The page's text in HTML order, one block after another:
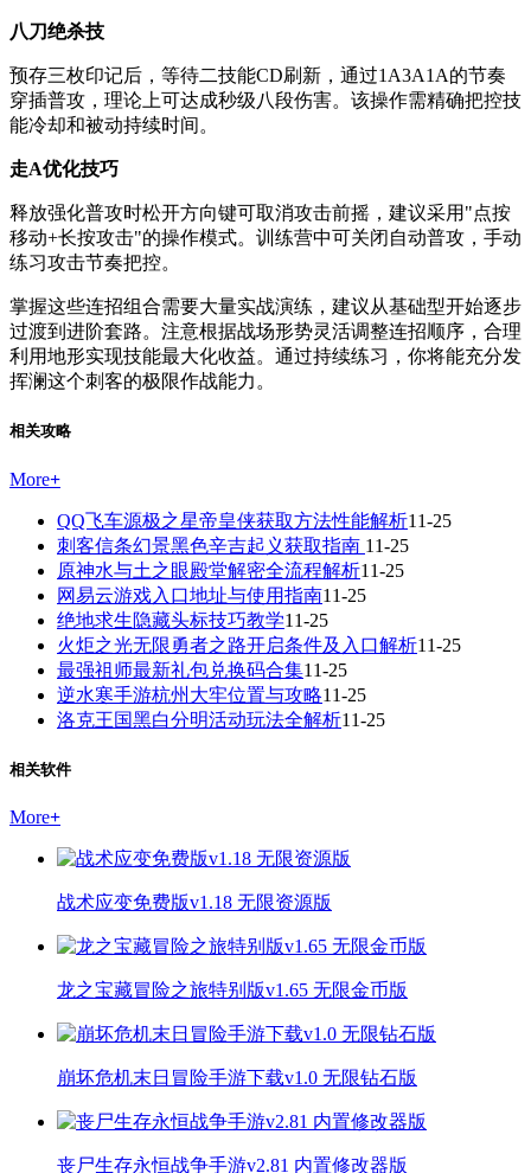
八刀绝杀技
预存三枚印记后，等待二技能CD刷新，通过1A3A1A的节奏
穿插普攻，理论上可达成秒级八段伤害。该操作需精确把控技
能冷却和被动持续时间。
走A优化技巧
释放强化普攻时松开方向键可取消攻击前摇，建议采用"点按
移动+长按攻击"的操作模式。训练营中可关闭自动普攻，手动
练习攻击节奏把控。
掌握这些连招组合需要大量实战演练，建议从基础型开始逐步
过渡到进阶套路。注意根据战场形势灵活调整连招顺序，合理
利用地形实现技能最大化收益。通过持续练习，你将能充分发
挥澜这个刺客的极限作战能力。
相关攻略
More+
QQ飞车源极之星帝皇侠获取方法性能解析11-25
刺客信条幻景黑色辛吉起义获取指南 11-25
原神水与土之眼殿堂解密全流程解析11-25
网易云游戏入口地址与使用指南11-25
绝地求生隐藏头标技巧教学11-25
火炬之光无限勇者之路开启条件及入口解析11-25
最强祖师最新礼包兑换码合集11-25
逆水寒手游杭州大牢位置与攻略11-25
洛克王国黑白分明活动玩法全解析11-25
相关软件
More+
战术应变免费版v1.18 无限资源版
龙之宝藏冒险之旅特别版v1.65 无限金币版
崩坏危机末日冒险手游下载v1.0 无限钻石版
丧尸生存永恒战争手游v2.81 内置修改器版